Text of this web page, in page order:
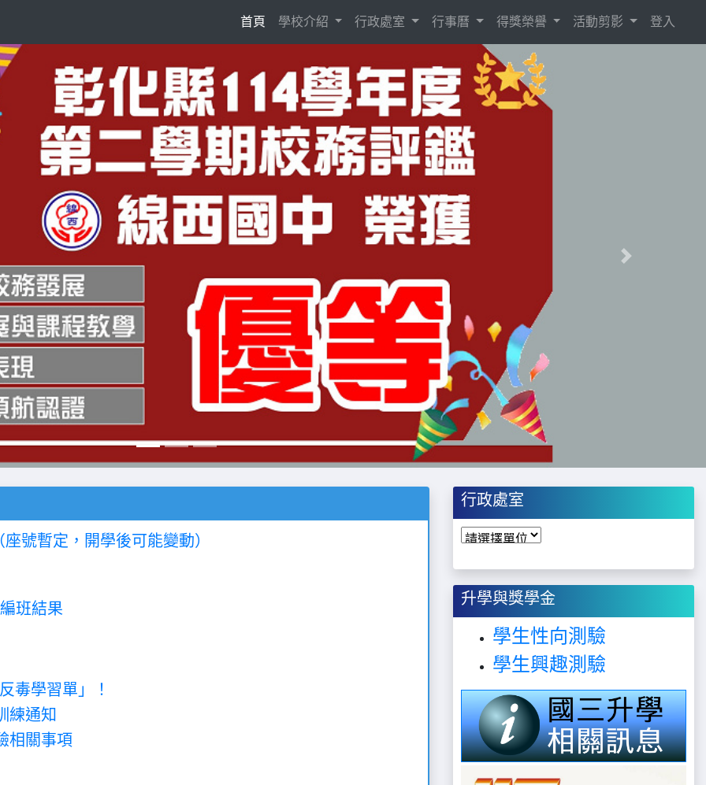
首頁(current)
學校介紹 行政處室 行事曆 得獎榮譽 活動剪影 登入
Next
號暫定，開學後可能變動）
班結果
毒學習單」！
練通知
相關事項
行政處室
升學與獎學金
學生性向測驗
學生興趣測驗